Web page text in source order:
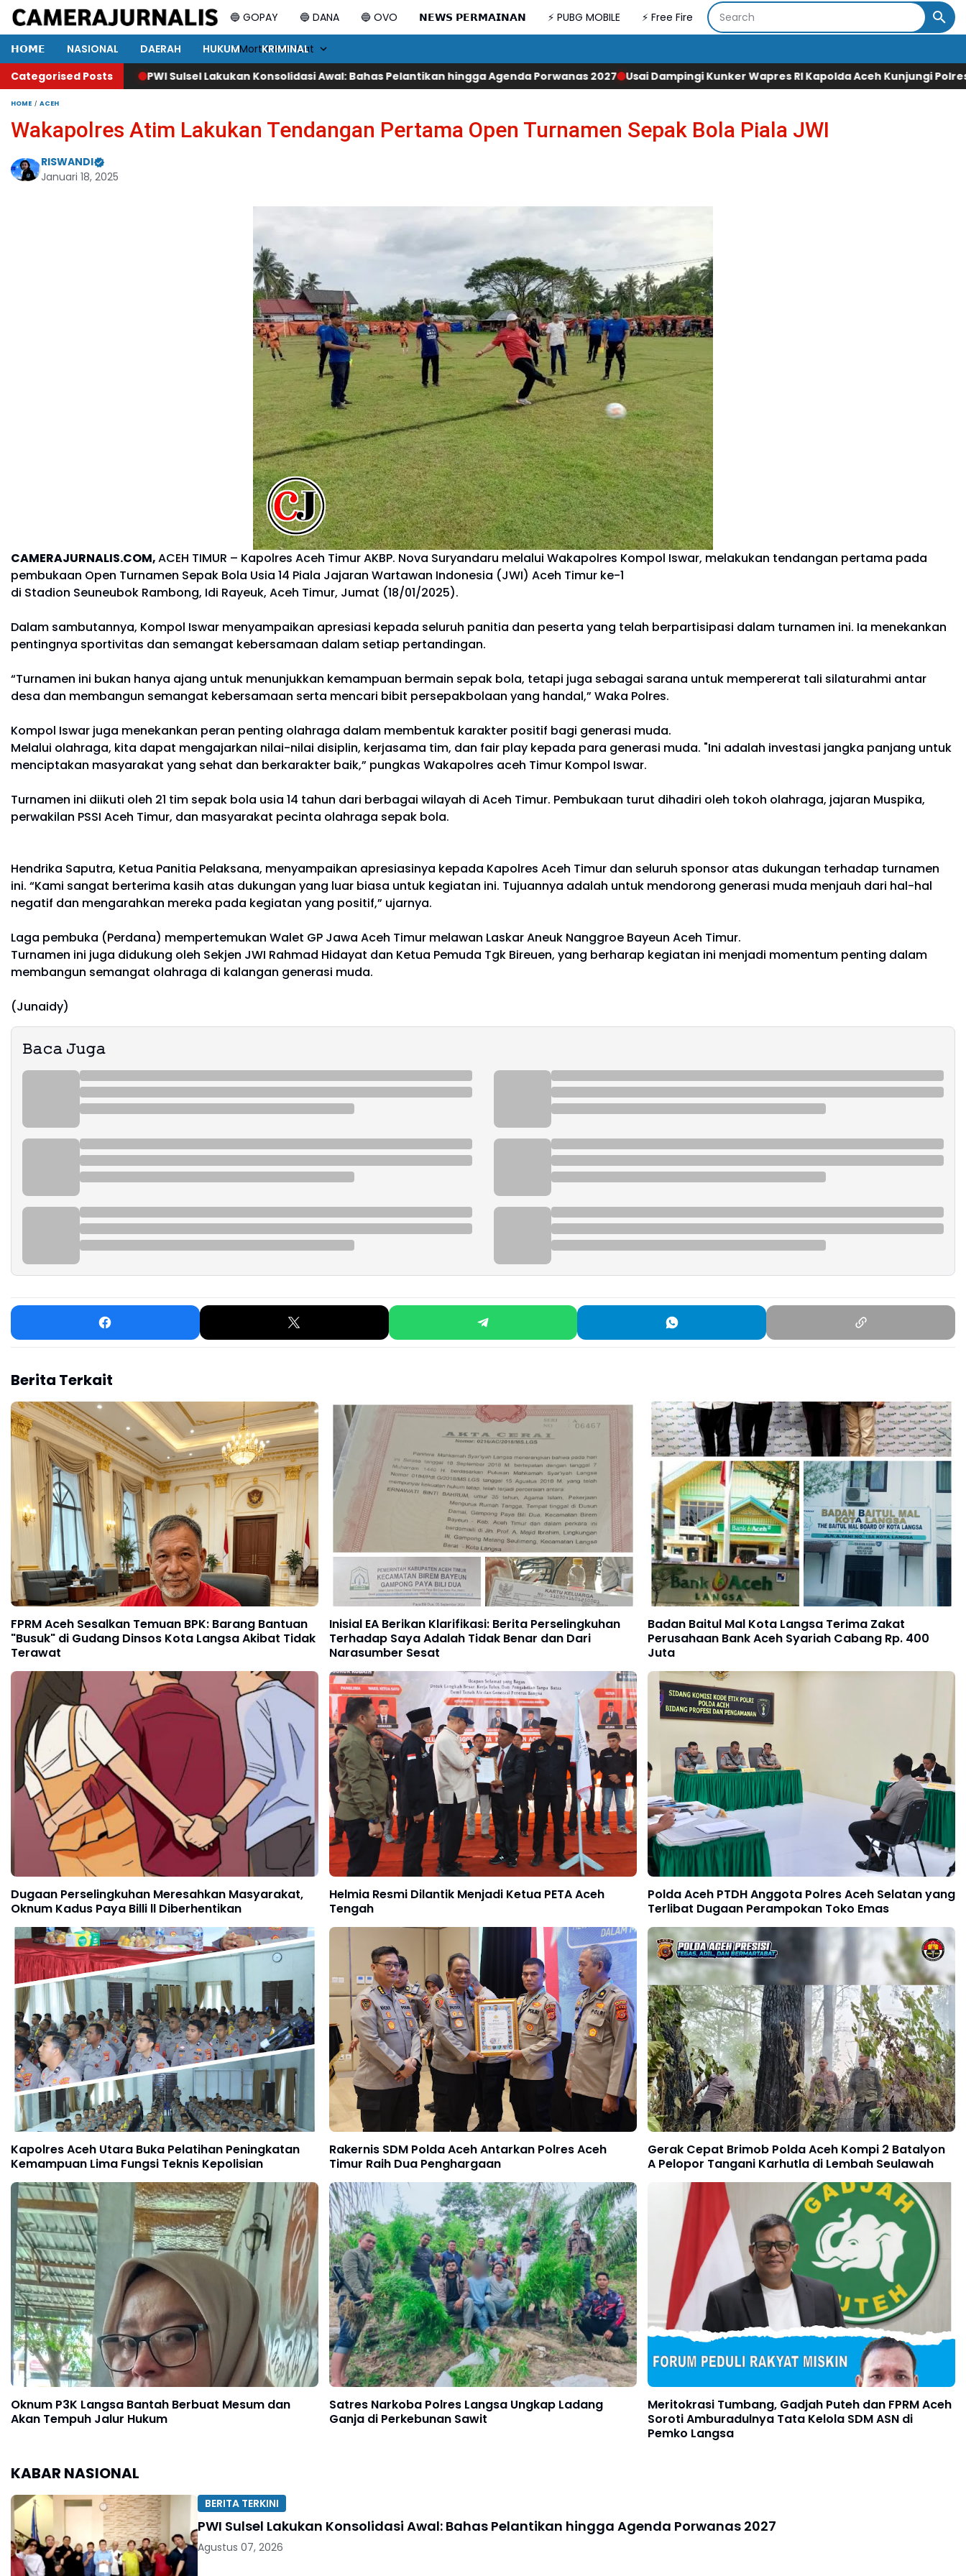
🔵 GOPAY 🔵 DANA 🔵 OVO 𝗡𝗘𝗪𝗦 𝗣𝗘𝗥𝗠𝗔𝗜𝗡𝗔𝗡 ⚡ PUBG MOBILE ⚡ Free Fire
⚡ Mortal Kombat
𝗛𝗢𝗠𝗘 NASIONAL DAERAH HUKUM
KRIMINAL
Categorised Posts
PWI Sulsel Lakukan Konsolidasi Awal: Bahas Pelantikan hingga Agenda Porwanas 2027 Usai Dampingi Kunker Wapres RI Kapolda Aceh Kunjungi Polres Gayo Legislator
HOME ACEH
Wakapolres Atim Lakukan Tendangan Pertama Open Turnamen Sepak Bola Piala JWI
RISWANDI
Januari 18, 2025
CAMERAJURNALIS.COM,ACEH TIMUR – Kapolres Aceh Timur AKBP. Nova Suryandaru melalui Wakapolres Kompol Iswar, melakukan tendangan pertama pada
pembukaan Open Turnamen Sepak Bola Usia 14 Piala Jajaran Wartawan Indonesia (JWI) Aceh Timur ke-1
di Stadion Seuneubok Rambong, Idi Rayeuk, Aceh Timur, Jumat (18/01/2025).
Dalam sambutannya, Kompol Iswar menyampaikan apresiasi kepada seluruh panitia dan peserta yang telah berpartisipasi dalam turnamen ini. Ia menekankan
pentingnya sportivitas dan semangat kebersamaan dalam setiap pertandingan.
“Turnamen ini bukan hanya ajang untuk menunjukkan kemampuan bermain sepak bola, tetapi juga sebagai sarana untuk mempererat tali silaturahmi antar
desa dan membangun semangat kebersamaan serta mencari bibit persepakbolaan yang handal,” Waka Polres.
Kompol Iswar juga menekankan peran penting olahraga dalam membentuk karakter positif bagi generasi muda.
Melalui olahraga, kita dapat mengajarkan nilai-nilai disiplin, kerjasama tim, dan fair play kepada para generasi muda. "Ini adalah investasi jangka panjang untuk
menciptakan masyarakat yang sehat dan berkarakter baik,” pungkas Wakapolres aceh Timur Kompol Iswar.
Turnamen ini diikuti oleh 21 tim sepak bola usia 14 tahun dari berbagai wilayah di Aceh Timur. Pembukaan turut dihadiri oleh tokoh olahraga, jajaran Muspika,
perwakilan PSSI Aceh Timur, dan masyarakat pecinta olahraga sepak bola.
Hendrika Saputra, Ketua Panitia Pelaksana, menyampaikan apresiasinya kepada Kapolres Aceh Timur dan seluruh sponsor atas dukungan terhadap turnamen
ini. “Kami sangat berterima kasih atas dukungan yang luar biasa untuk kegiatan ini. Tujuannya adalah untuk mendorong generasi muda menjauh dari hal-hal
negatif dan mengarahkan mereka pada kegiatan yang positif,” ujarnya.
Laga pembuka (Perdana) mempertemukan Walet GP Jawa Aceh Timur melawan Laskar Aneuk Nanggroe Bayeun Aceh Timur.
Turnamen ini juga didukung oleh Sekjen JWI Rahmad Hidayat dan Ketua Pemuda Tgk Bireuen, yang berharap kegiatan ini menjadi momentum penting dalam
membangun semangat olahraga di kalangan generasi muda.
(Junaidy)
𝙱𝚊𝚌𝚊 𝙹𝚞𝚐𝚊
Berita Terkait
FPRM Aceh Sesalkan Temuan BPK: Barang Bantuan
"Busuk" di Gudang Dinsos Kota Langsa Akibat Tidak
Terawat
Inisial EA Berikan Klarifikasi: Berita Perselingkuhan
Terhadap Saya Adalah Tidak Benar dan Dari
Narasumber Sesat
Badan Baitul Mal Kota Langsa Terima Zakat
Perusahaan Bank Aceh Syariah Cabang Rp. 400
Juta
Dugaan Perselingkuhan Meresahkan Masyarakat,
Oknum Kadus Paya Billi ll Diberhentikan
Helmia Resmi Dilantik Menjadi Ketua PETA Aceh
Tengah
Polda Aceh PTDH Anggota Polres Aceh Selatan yang
Terlibat Dugaan Perampokan Toko Emas
Kapolres Aceh Utara Buka Pelatihan Peningkatan
Kemampuan Lima Fungsi Teknis Kepolisian
Rakernis SDM Polda Aceh Antarkan Polres Aceh
Timur Raih Dua Penghargaan
Gerak Cepat Brimob Polda Aceh Kompi 2 Batalyon
A Pelopor Tangani Karhutla di Lembah Seulawah
Oknum P3K Langsa Bantah Berbuat Mesum dan
Akan Tempuh Jalur Hukum
Satres Narkoba Polres Langsa Ungkap Ladang
Ganja di Perkebunan Sawit
Meritokrasi Tumbang, Gadjah Puteh dan FPRM Aceh
Soroti Amburadulnya Tata Kelola SDM ASN di
Pemko Langsa
KABAR NASIONAL
BERITA TERKINI
PWI Sulsel Lakukan Konsolidasi Awal: Bahas Pelantikan hingga Agenda Porwanas 2027
Agustus 07, 2026